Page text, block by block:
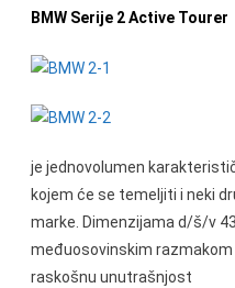
BMW Serije 2 Active Tourer
je jednovolumen
kojem će se temeljiti i neki
marke. Dimenzijama d/š/v
međuosovinskim
raskošnu unutrašnjost